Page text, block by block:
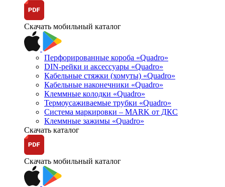
Скачать мобильный каталог
Перфорированные короба «Quadro»
DIN-рейки и аксессуары «Quadro»
Кабельные стяжки (хомуты) «Quadro»
Кабельные наконечники «Quadro»
Клеммные колодки «Quadro»
Термоусаживаемые трубки «Quadro»
Система маркировки – MARK от ДКС
Клеммные зажимы «Quadro»
Скачать каталог
Скачать мобильный каталог